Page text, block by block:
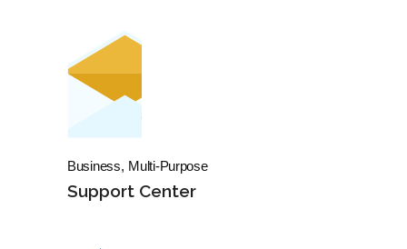
Business Multi-Purpose
Support Center